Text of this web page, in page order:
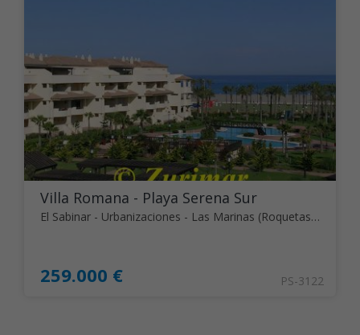
Villa Romana - Playa Serena Sur
El Sabinar - Urbanizaciones - Las Marinas (Roquetas de Mar)
259.000 € PS-3122